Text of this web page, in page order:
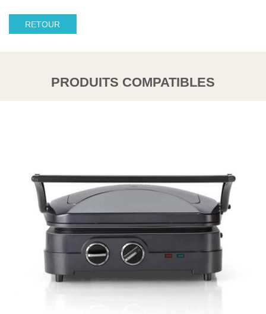
RETOUR
PRODUITS COMPATIBLES